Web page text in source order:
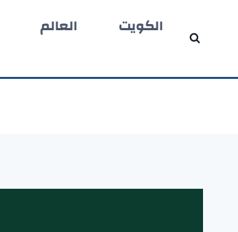
المحتوى
الكويت العالم